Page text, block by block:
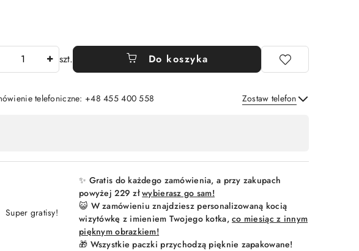
szt. Do koszyka
telefoniczne: +48 455 400 558 Zostaw telefon
Super gratisy!
✨ Gratis do każdego zamówienia, a przy zakupach
powyżej 229 złwybierasz go sam!
😺 W zamówieniu znajdziesz personalizowaną kocią
wizytówkę z imieniem Twojego kotka,co miesiąc z innym
pięknym obrazkiem!
🎁 Wszystkie paczki przychodzą pięknie zapakowane!